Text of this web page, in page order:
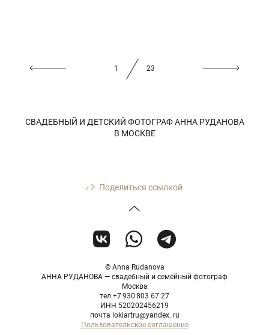
1 23
СВАДЕБНЫЙ И ДЕТСКИЙ ФОТОГРАФ АННА РУДАНОВА
В МОСКВЕ
Поделиться ссылкой
© Anna Rudanova
АННА РУДАНОВА — свадебный и семейный фотограф
Москва
тел +7 930 803 67 27
ИНН 520202456219
почта lokiartru@yandex. ru
Пользовательское соглашение